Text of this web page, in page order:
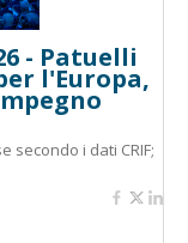
- Patuelli
l'Europa,
secondo i dati CRIF;